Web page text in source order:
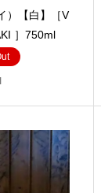
）【白】［V
］750ml